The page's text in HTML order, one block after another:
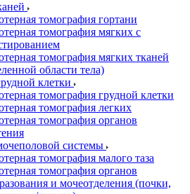
томография гортани
томография мягких с
томография мягких тканей
области тела)
клетки
томография грудной клетки
томография легких
томография органов
системы
томография малого таза
томография органов
и мочеотделения (почки,